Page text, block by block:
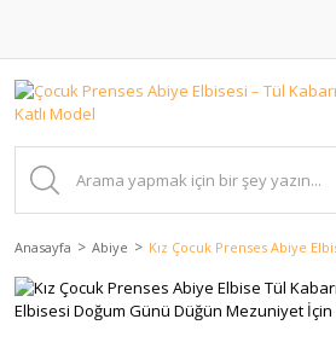
Anasayfa Abiye Kız Çocuk Prenses Abiye